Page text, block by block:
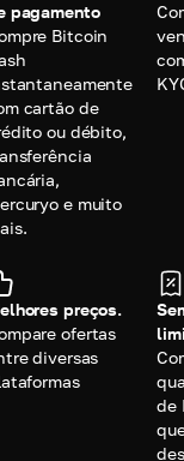
pagamento
Bitcoin
cartão de
ou débito,
e muito
preços.
ofertas
diversas
de